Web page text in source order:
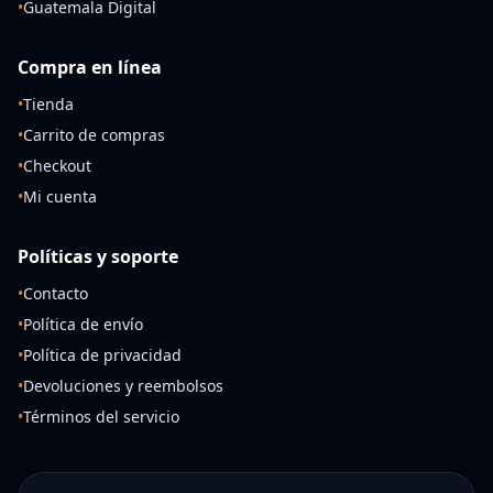
•Guatemala Digital
Compra en línea
•Tienda
•Carrito de compras
•Checkout
•Mi cuenta
Políticas y soporte
•Contacto
•Política de envío
•Política de privacidad
•Devoluciones y reembolsos
•Términos del servicio